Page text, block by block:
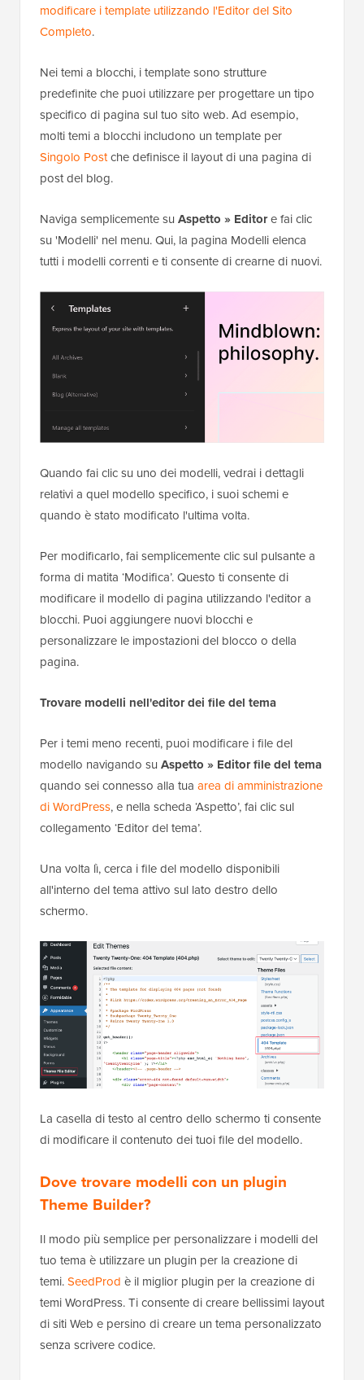
modificare i template utilizzando l'Editor del Sito
Completo.
Nei temi a blocchi, i template sono strutture
predefinite che puoi utilizzare per progettare un tipo
specifico di pagina sul tuo sito web. Ad esempio,
molti temi a blocchi includono un template per
Singolo Postche definisce il layout di una pagina di
post del blog.
Naviga semplicemente su Aspetto » Editore fai clic
su 'Modelli' nel menu. Qui, la pagina Modelli elenca
tutti i modelli correnti e ti consente di crearne di nuovi.
Quando fai clic su uno dei modelli, vedrai i dettagli
relativi a quel modello specifico, i suoi schemi e
quando è stato modificato l'ultima volta.
Per modificarlo, fai semplicemente clic sul pulsante a
forma di matita ‘Modifica’. Questo ti consente di
modificare il modello di pagina utilizzando l'editor a
blocchi. Puoi aggiungere nuovi blocchi e
personalizzare le impostazioni del blocco o della
pagina.
Trovare modelli nell'editor dei file del tema
Per i temi meno recenti, puoi modificare i file del
modello navigando su Aspetto » Editor file del tema
quando sei connesso alla tua area di amministrazione
di WordPress, e nella scheda ‘Aspetto’, fai clic sul
collegamento ‘Editor del tema’.
Una volta lì, cerca i file del modello disponibili
all'interno del tema attivo sul lato destro dello
schermo.
La casella di testo al centro dello schermo ti consente
di modificare il contenuto dei tuoi file del modello.
Dove trovare modelli con un plugin
Theme Builder?
Il modo più semplice per personalizzare i modelli del
tuo tema è utilizzare un plugin per la creazione di
temi.SeedProd è il miglior plugin per la creazione di
temi WordPress. Ti consente di creare bellissimi layout
di siti Web e persino di creare un tema personalizzato
senza scrivere codice.